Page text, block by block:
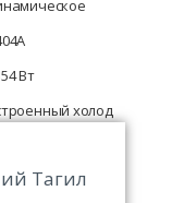
Вт
холод
Тагил